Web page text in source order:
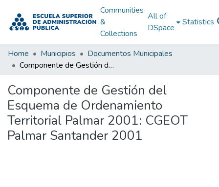
Communities
&
Collections
All of
DSpace
Statistics
Home Municipios
Documentos Municipales
Componente de Gestión del Esquema de Ordenamiento Territorial Palmar 2001: CGEOT Palmar Santander 2001
Componente de Gestión del
Esquema de Ordenamiento
Territorial Palmar 2001: CGEOT
Palmar Santander 2001